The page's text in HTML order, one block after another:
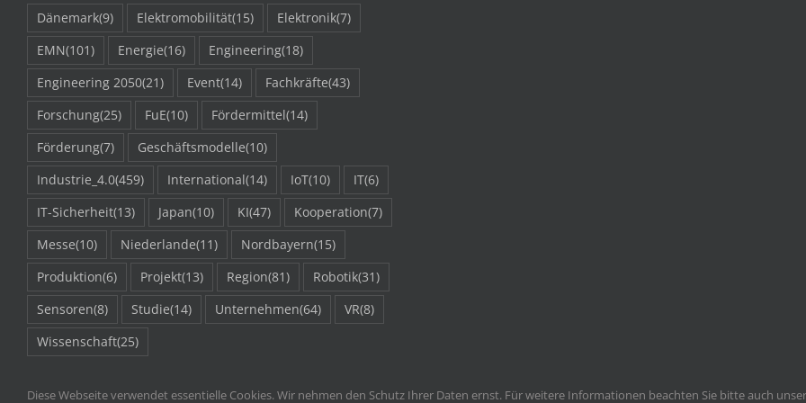
Dänemark(9) Elektromobilität(15) Elektronik(7)
EMN(101) Energie(16) Engineering(18)
Engineering 2050(21) Event(14) Fachkräfte(43)
Forschung(25) FuE(10) Fördermittel(14)
Förderung(7) Geschäftsmodelle(10)
Industrie_4.0(459) International(14) IoT(10) IT(6)
IT-Sicherheit(13) Japan(10) KI(47) Kooperation(7)
Messe(10) Niederlande(11) Nordbayern(15)
Produktion(6) Projekt(13) Region(81) Robotik(31)
Sensoren(8) Studie(14) Unternehmen(64) VR(8)
Wissenschaft(25)
Diese Webseite verwendet essentielle Cookies. Wir nehmen den Schutz Ihrer Daten ernst. Für weitere Informationen beachten Sie bitte auch